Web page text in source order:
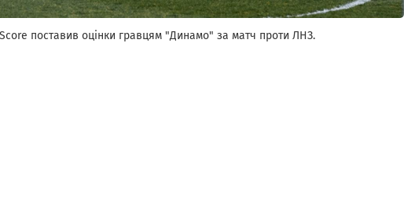
поставив оцінки гравцям "Динамо" за матч проти ЛНЗ.